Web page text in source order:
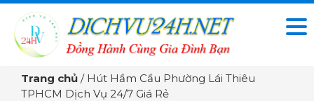
Trang chủ / Hút Hầm Cầu Phường Lái Thiêu
TPHCM Dịch Vụ 24/7 Giá Rẻ